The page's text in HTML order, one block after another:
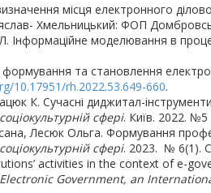
місця електронного
Хмельницький: ФОП
моделювання в
та становлення
10.17951/rh.2022.53.649-660.
К. Сучасні диджитал-
сфері. Київ. 2022. №5
Лесюк Ольга. Формування
сфері. 2023. № 6(1).
activities in the context of e-
Electronic Government, an